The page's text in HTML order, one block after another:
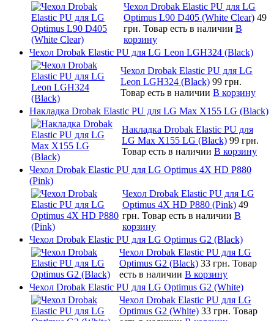
Чехол Drobak Elastic PU для LG
Optimus L90 D405 (White Clear) 49
грн. Товар есть в наличии В
корзину
Чехол Drobak Elastic PU для LG Leon LGH324 (Black)
Чехол Drobak Elastic PU для LG
Leon LGH324 (Black) 99 грн.
Товар есть в наличии В корзину
Накладка Drobak Elastic PU для LG Max X155 LG (Black)
Накладка Drobak Elastic PU для
LG Max X155 LG (Black) 99 грн.
Товар есть в наличии В корзину
Чехол Drobak Elastic PU для LG Optimus 4X HD P880
(Pink)
Чехол Drobak Elastic PU для LG
Optimus 4X HD P880 (Pink) 49
грн. Товар есть в наличии В
корзину
Чехол Drobak Elastic PU для LG Optimus G2 (Black)
Чехол Drobak Elastic PU для LG
Optimus G2 (Black) 33 грн. Товар
есть в наличии В корзину
Чехол Drobak Elastic PU для LG Optimus G2 (White)
Чехол Drobak Elastic PU для LG
Optimus G2 (White) 33 грн. Товар